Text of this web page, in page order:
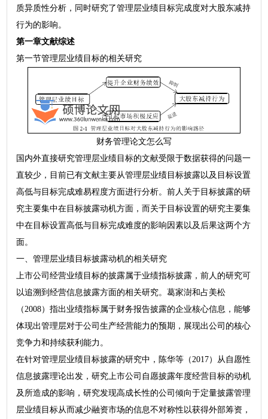
质异质性分析，同时研究了管理层业绩目标完成度对大股东减持
行为的影响。
第一章文献综述
第一节管理层业绩目标的相关研究
财务管理论文怎么写
国内外直接研究管理层业绩目标的文献受限于数据获得的问题一
直较少，目前已有文献主要从管理层业绩目标披露以及目标设置
高低与目标完成难易程度方面进行分析。前人关于目标披露的研
究主要集中在目标披露动机方面，而关于目标设置的研究主要集
中在目标设置高低与目标完成难度的影响因素以及后果这两个方
面。
一、管理层业绩目标披露动机的相关研究
上市公司经营业绩目标的披露属于业绩指标披露，前人的研究可
以追溯到经营信息披露方面的相关研究。葛家澍和占美松
（2008）指出业绩指标属于财务报告披露的企业核心信息，能够
体现出管理层对于公司生产经营能力的预期，展现出公司的核心
竞争力和持续获利能力。
在针对管理层业绩目标披露的研究中，陈华等（2017）从自愿性
信息披露理论出发，研究上市公司自愿披露年度经营目标的动机
及所造成的影响，研究发现高成长性的公司倾向于定量披露管理
层业绩目标从而减少融资市场的信息不对称性以获得外部筹资，